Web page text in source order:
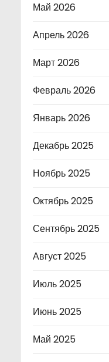
Май 2026
Апрель 2026
Март 2026
Февраль 2026
Январь 2026
Декабрь 2025
Ноябрь 2025
Октябрь 2025
Сентябрь 2025
Август 2025
Июль 2025
Июнь 2025
Май 2025